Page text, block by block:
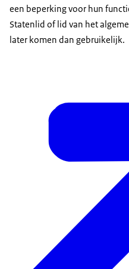
een beperking voor hun
Statenlid of lid van het
later komen dan gebruikelijk.